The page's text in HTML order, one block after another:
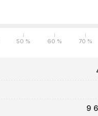
50 % 60 % 70 %
9